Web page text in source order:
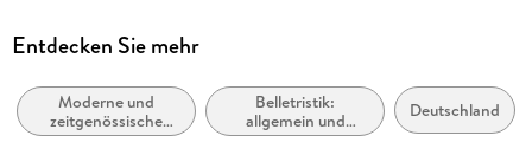
Reihe
Autor/Autorin
Günter Grass
Entdecken Sie mehr
Moderne und
zeitgenössische
Belletristik:
Belletristik:
allgemein und
literarisch
Deutschland